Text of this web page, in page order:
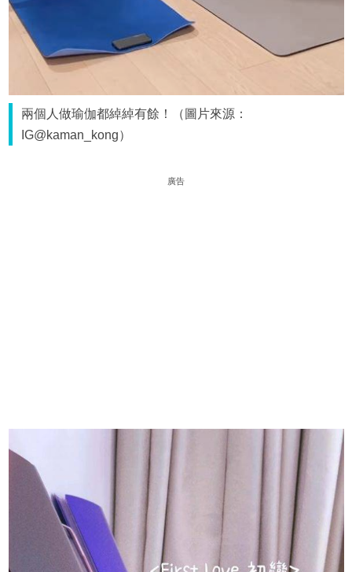
兩個人做瑜伽都綽綽有餘！（圖片來源：
IG@kaman_kong）
廣告